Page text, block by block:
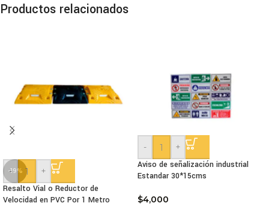
Productos relacionados
-19%
-
+
Resalto Vial o Reductor de
Velocidad en PVC Por 1 Metro
-
+
Aviso de señalización industrial
Estandar 30*15cms
$4,000